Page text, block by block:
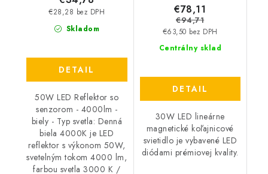
Skladom
€28,28 bez DPH
DETAIL
50W LED Reflektor so
senzorom - 4000lm -
biely - Typ svetla: Denná
biela 4000K je LED
reflektor s výkonom 50W,
svetelným tokom 4000 lm,
farbou svetla 3000 K /
Centrálny sklad
€63,50 bez DPH
€78,11
€94,71
DETAIL
30W LED lineárne
magnetické koľajnicové
svietidlo je vybavené LED
diódami prémiovej kvality.